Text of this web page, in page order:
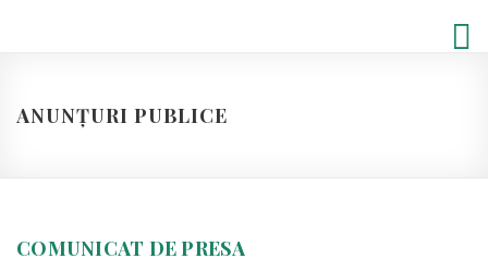
ANUNȚURI PUBLICE
COMUNICAT DE PRESA